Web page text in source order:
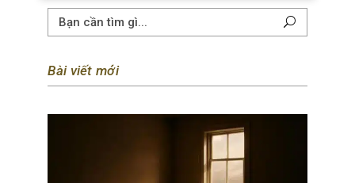
Bài viết mới